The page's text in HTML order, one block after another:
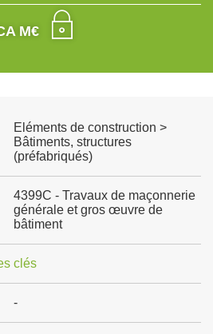
M€
Eléments de construction >
Bâtiments, structures
(préfabriqués)
4399C - Travaux de maçonnerie
générale et gros œuvre de
bâtiment
clés
-